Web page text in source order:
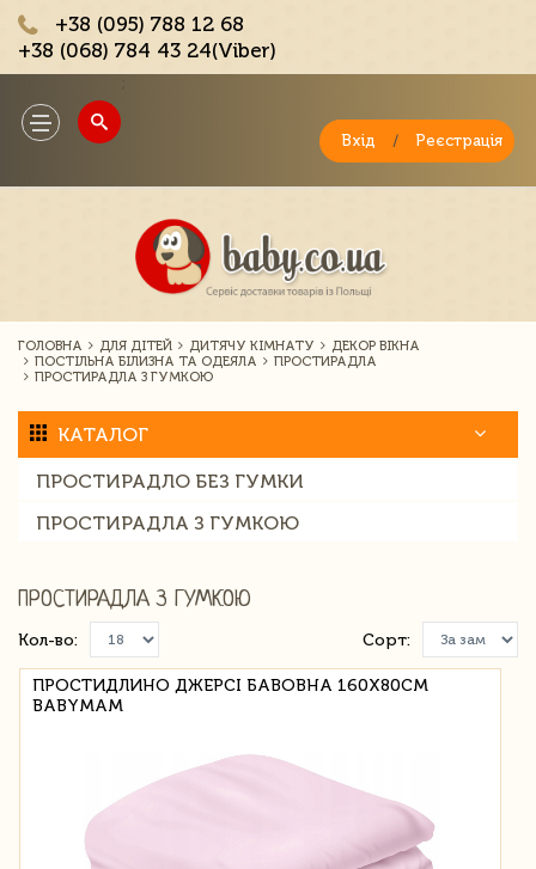
+38 (095) 788 12 68
+38 (068) 784 43 24(Viber)
Toggle
navigation
Вхід / Реєстрація
ГОЛОВНА ДЛЯ ДІТЕЙ ДИТЯЧУ КІМНАТУ
ДЕКОР ВІКНА
ПОСТІЛЬНА БІЛИЗНА ТА ОДЕЯЛА
ПРОСТИРАДЛА
ПРОСТИРАДЛА З ГУМКОЮ
КАТАЛОГ
ПРОСТИРАДЛО БЕЗ ГУМКИ
ПРОСТИРАДЛА З ГУМКОЮ
ПРОСТИРАДЛА З ГУМКОЮ
Кол-во: Сорт:
ПРОСТИДЛИНО ДЖЕРСІ БАВОВНА 160Х80СМ
BABYMAM